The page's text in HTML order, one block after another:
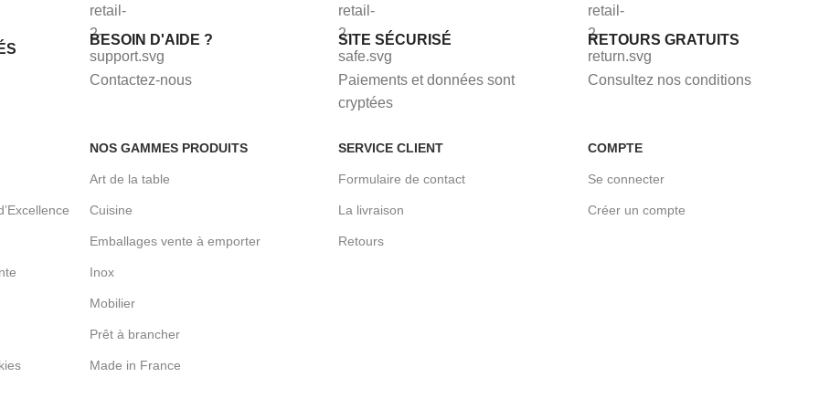
BESOIN D'AIDE ?
Contactez-nous
SITE SÉCURISÉ
Paiements et données sont
cryptées
RETOURS GRATUITS
Consultez nos conditions
NOS GAMMES PRODUITS
Art de la table
Cuisine
Emballages vente à emporter
Inox
Mobilier
Prêt à brancher
Made in France
SERVICE CLIENT
Formulaire de contact
La livraison
Retours
COMPTE
Se connecter
Créer un compte